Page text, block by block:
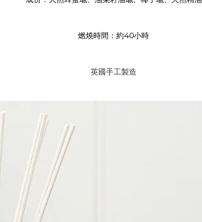
燃燒時間：約40小時
英國手工製造